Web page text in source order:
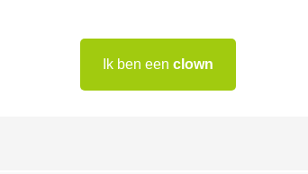
Ik ben een clown